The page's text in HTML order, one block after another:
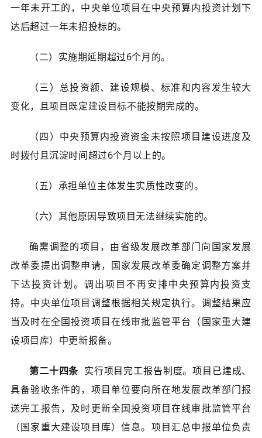
一年未开工的，中央单位项目在中央预算内投资计划下
达后超过一年未招投标的。
（二）实施期延期超过6个月的。
（三）总投资额、建设规模、标准和内容发生较大
变化，且项目既定建设目标不能按期完成的。
（四）中央预算内投资资金未按照项目建设进度及
时拨付且沉淀时间超过6个月以上的。
（五）承担单位主体发生实质性改变的。
（六）其他原因导致项目无法继续实施的。
确需调整的项目，由省级发展改革部门向国家发展
改革委提出调整申请，国家发展改革委确定调整方案并
下达投资计划。调出项目不再安排中央预算内投资支
持。中央单位项目调整根据相关规定执行。调整结果应
当及时在全国投资项目在线审批监管平台（国家重大建
设项目库）中更新报备。
第二十四条 实行项目完工报告制度。项目已建成、
具备验收条件的，项目单位要向所在地发展改革部门报
送完工报告，及时更新全国投资项目在线审批监管平台
（国家重大建设项目库）信息。项目汇总申报单位负责